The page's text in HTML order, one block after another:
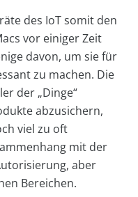
des IoT somit den
vor einiger Zeit
davon, um sie für
zu machen. Die
der „Dinge“
abzusichern,
viel zu oft
mit der
aber
Bereichen.